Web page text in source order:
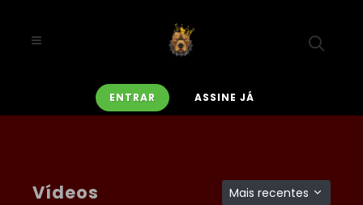
ENTRAR ASSINE JÁ
Vídeos Mais recentes